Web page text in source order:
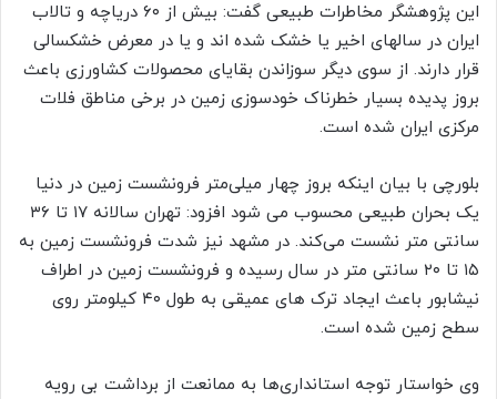
این پژوهشگر مخاطرات طبیعی گفت: بیش از ۶۰ دریاچه و تالاب
ایران در سالهای اخیر یا خشک شده اند و یا در معرض خشکسالی
قرار دارند. از سوی دیگر سوزاندن بقایای محصولات کشاورزی باعث
بروز پدیده بسیار خطرناک خودسوزی زمین در برخی مناطق فلات
مرکزی ایران شده است.
بلورچی با بیان اینکه بروز چهار میلی‌متر فرونشست زمین در دنیا
یک بحران طبیعی محسوب می شود افزود: تهران سالانه ۱۷ تا ۳۶
سانتی متر نشست می‌کند. در مشهد نیز شدت فرونشست زمین به
۱۵ تا ۲۰ سانتی متر در سال رسیده و فرونشست زمین در اطراف
نیشابور باعث ایجاد ترک های عمیقی به طول ۴۰ کیلومتر روی
سطح زمین شده است.
وی خواستار توجه استانداری‌ها به ممانعت از برداشت بی رویه